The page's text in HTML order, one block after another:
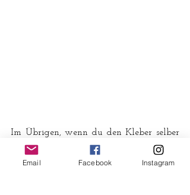
Im Übrigen, wenn du den Kleber selber
herstellst, dann hast du die Probleme
nicht, denn der Naturkleber geht alleine
Email Facebook Instagram